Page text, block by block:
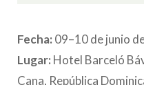
Fecha: 09–10 de junio
Lugar: Hotel Barceló
Cana, República